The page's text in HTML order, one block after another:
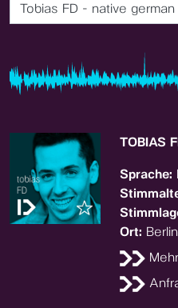
Tobias FD - native
TOBIAS
Sprache:
Ort: Berlin